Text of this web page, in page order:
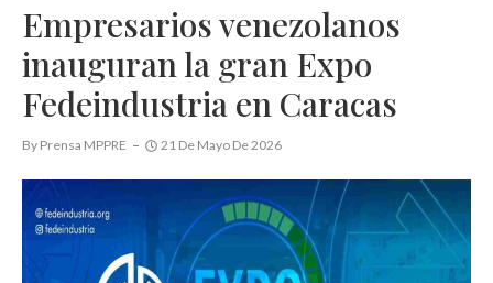
Empresarios venezolanos
inauguran la gran Expo
Fedeindustria en Caracas
By Prensa MPPRE 21 De Mayo De 2026